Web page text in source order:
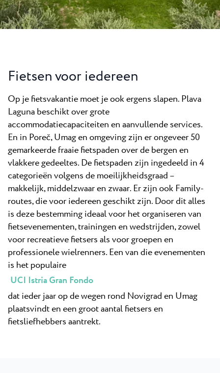
Camping Kanegra
Alle campings
Stranden
Plava Laguna Sport
Pepi Club
Ontdek alles
Nieuws
Contact
Fietsen voor iedereen
Op je fietsvakantie moet je ook ergens slapen. Plava
Laguna beschikt over grote
accommodatiecapaciteiten en aanvullende services.
En in Poreč, Umag en omgeving zijn er ongeveer 50
gemarkeerde fraaie fietspaden over de bergen en
vlakkere gedeeltes. De fietspaden zijn ingedeeld in 4
categorieën volgens de moeilijkheidsgraad –
makkelijk, middelzwaar en zwaar. Er zijn ook Family-
routes, die voor iedereen geschikt zijn. Door dit alles
is deze bestemming ideaal voor het organiseren van
fietsevenementen, trainingen en wedstrijden, zowel
voor recreatieve fietsers als voor groepen en
professionele wielrenners. Een van die evenementen
is het populaire
UCI Istria Gran Fondo
dat ieder jaar op de wegen rond Novigrad en Umag
plaatsvindt en een groot aantal fietsers en
fietsliefhebbers aantrekt.